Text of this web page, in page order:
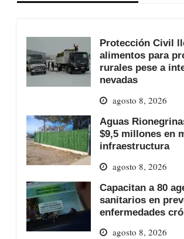
Protección Civil
alimentos para
rurales pese a
nevadas
agosto 8, 2026
Aguas
$9,5 millones en
infraestructura
agosto 8, 2026
Capacitan a 80
sanitarios en
enfermedades
agosto 8, 2026